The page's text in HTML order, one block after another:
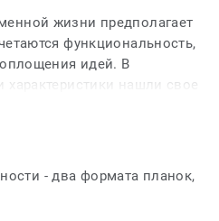
жизни предполагает
функциональность,
идей. В
характеристики нашли свое
VINYL NEW AGE. Наши
и плитки в одном
VINYL - модульность -
функций, которые смогут
- два формата планок,